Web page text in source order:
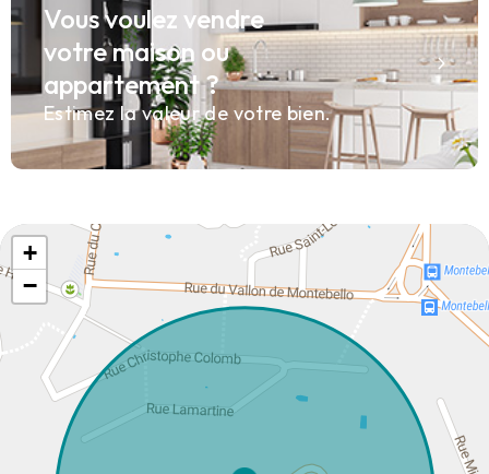
Vous voulez vendre
votre maison ou
appartement ?
Estimez la valeur de votre bien.
+
−